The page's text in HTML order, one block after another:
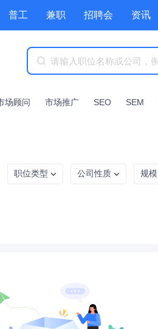
普工 兼职 招聘会 资讯
场顾问 市场推广 SEO SEM
职位类型 公司性质 规模